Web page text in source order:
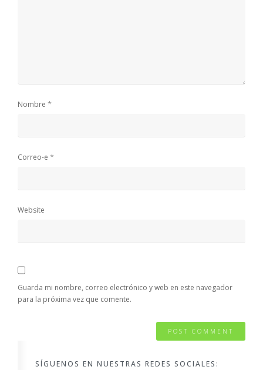
Nombre *
Correo-e *
Website
Guarda mi nombre, correo electrónico y web en este navegador
para la próxima vez que comente.
SÍGUENOS EN NUESTRAS REDES SOCIALES: